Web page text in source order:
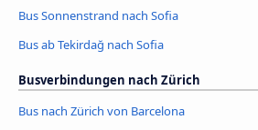
Bus Sonnenstrand nach Sofia
Bus ab Tekirdağ nach Sofia
Busverbindungen nach Zürich
Bus nach Zürich von Barcelona